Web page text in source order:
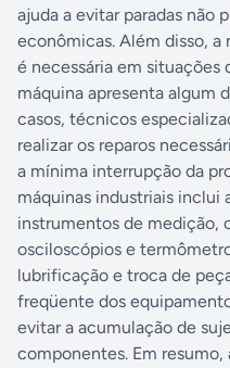
ajuda a evitar paradas não
econômicas. Além disso,
é necessária em situações
máquina apresenta algum
casos, técnicos
realizar os reparos
a mínima interrupção da
máquinas industriais inclui
instrumentos de medição,
osciloscópios e
lubrificação e troca de
freqüente dos
evitar a acumulação de
componentes. Em